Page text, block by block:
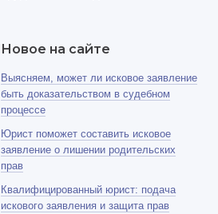
Новое на сайте
Выясняем, может ли исковое заявление
быть доказательством в судебном
процессе
Юрист поможет составить исковое
заявление о лишении родительских
прав
Квалифицированный юрист: подача
искового заявления и защита прав